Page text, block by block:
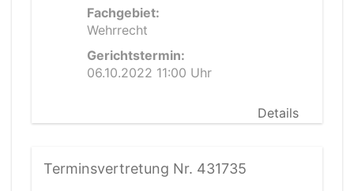
Fachgebiet:
Wehrrecht
Gerichtstermin:
06.10.2022 11:00 Uhr
Details
Terminsvertretung Nr. 431735